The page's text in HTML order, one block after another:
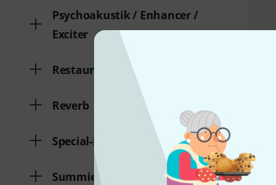
Psychoakustik / Enhancer /
Exciter
Restauration
Reverb
Special-FX
Summierer / Konsolen